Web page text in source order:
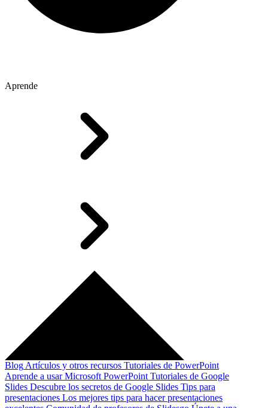
Aprende
Blog Artículos y otros recursos Tutoriales de PowerPoint
Aprende a usar Microsoft PowerPoint Tutoriales de Google
Slides Descubre los secretos de Google Slides Tips para
presentaciones Los mejores tips para hacer presentaciones